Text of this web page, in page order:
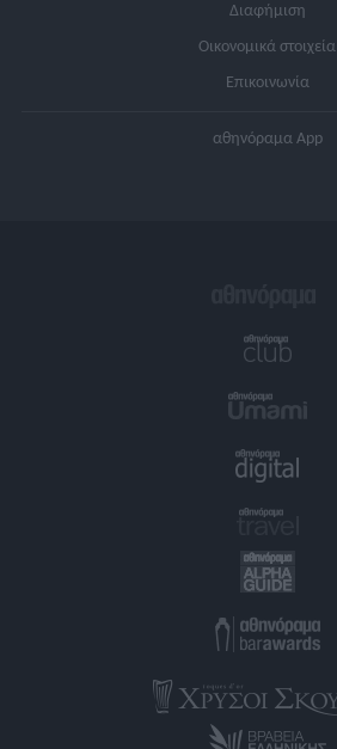
Διαφήμιση
Οικονομικά στοιχεία
Επικοινωνία
αθηνόραμα App